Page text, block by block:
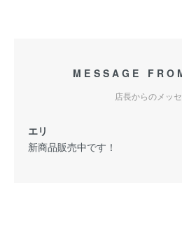
MESSAGE
店長からのメッ
エリ
新商品販売中です！